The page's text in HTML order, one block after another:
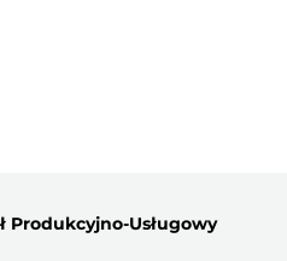
Produkcyjno-Usługowy